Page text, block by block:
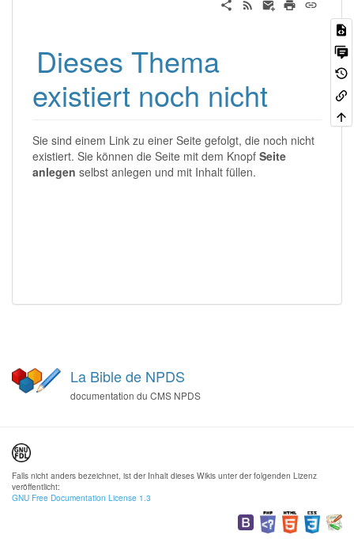
Dieses Thema
existiert noch nicht
Sie sind einem Link zu einer Seite gefolgt, die noch nicht
existiert. Sie können die Seite mit dem Knopf Seite
anlegen selbst anlegen und mit Inhalt füllen.
La Bible de NPDS
documentation du CMS NPDS
Falls nicht anders bezeichnet, ist der Inhalt dieses Wikis unter der folgenden Lizenz
veröffentlicht:
GNU Free Documentation License 1.3